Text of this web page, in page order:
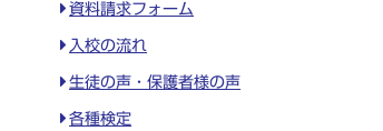
資料請求フォーム
入校の流れ
生徒の声・保護者様の声
各種検定